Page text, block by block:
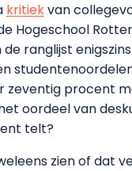
kritiekvan
Hogeschool
ranglijst
zeventig procent
oordeel van
telt?
zien of dat